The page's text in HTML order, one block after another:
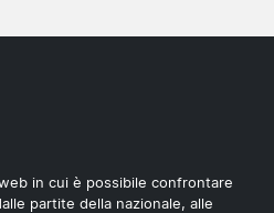
in cui è possibile confrontare
partite della nazionale, alle